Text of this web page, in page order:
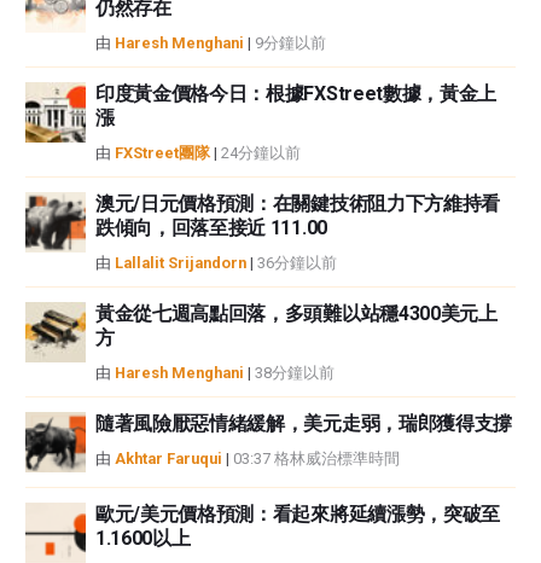
中都沒有頭寸，也沒有與文中提到的任何公司有業務關係。除了FXStreet，作
者沒有收到撰寫這篇文章的報酬。
性不作任何陳述。FXStreet和作者將不承擔任何錯誤，遺漏或任何損失，傷害
或損害由此資訊及其顯示或使用引起的。錯誤和遺漏除外。本文作者和
FXStreet並非註冊投資顧問，本文內容無意提供任何投資建議。
仍然存在
由 Haresh Menghani | 9分鐘以前
印度黃金價格今日：根據FXStreet數據，黃金上
漲
由 FXStreet團隊| 24分鐘以前
澳元/日元價格預測：在關鍵技術阻力下方維持看
跌傾向，回落至接近 111.00
由 Lallalit Srijandorn | 36分鐘以前
黃金從七週高點回落，多頭難以站穩4300美元上
方
由 Haresh Menghani | 38分鐘以前
隨著風險厭惡情緒緩解，美元走弱，瑞郎獲得支撐
由 Akhtar Faruqui | 03:37 格林威治標準時間
歐元/美元價格預測：看起來將延續漲勢，突破至
1.1600以上